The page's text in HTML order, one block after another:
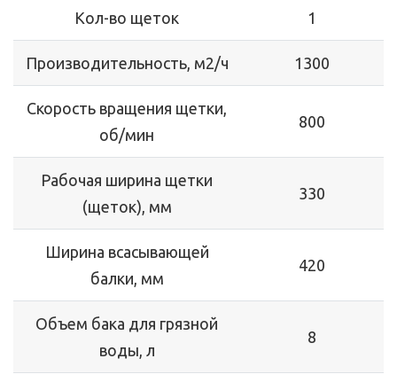
Кол-во щеток 1
Производительность, м2/ч 1300
Скорость вращения щетки,
об/мин
800
Рабочая ширина щетки
(щеток), мм
330
Ширина всасывающей
балки, мм
420
Объем бака для грязной
воды, л
8